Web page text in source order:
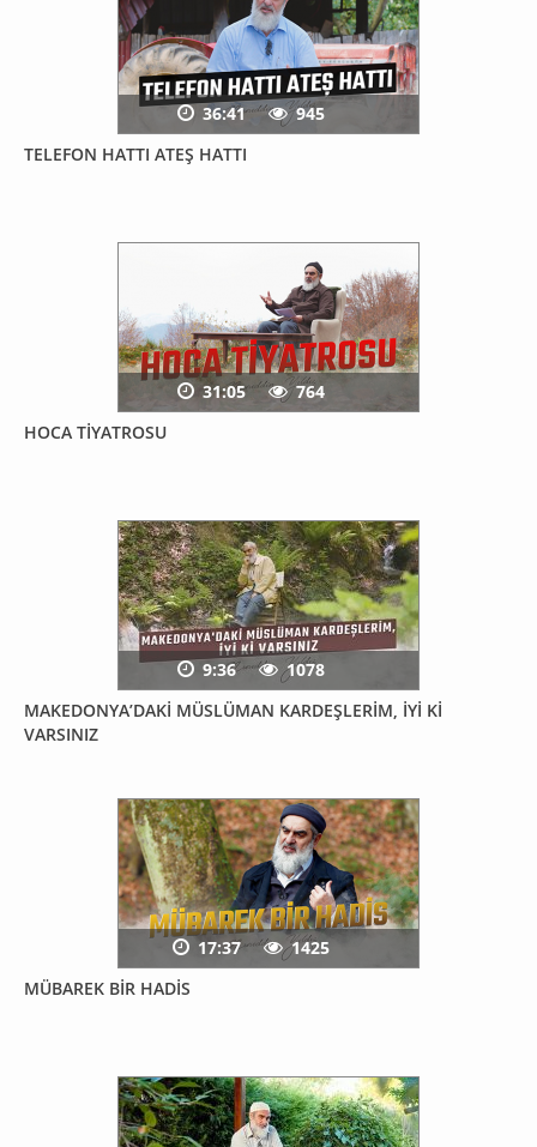
TELEFON HATTI ATEŞ HATTI
36:41 945
HOCA TİYATROSU
31:05 764
MAKEDONYA’DAKİ MÜSLÜMAN KARDEŞLERİM, İYİ Kİ
VARSINIZ
9:36 1078
MÜBAREK BİR HADİS
17:37 1425